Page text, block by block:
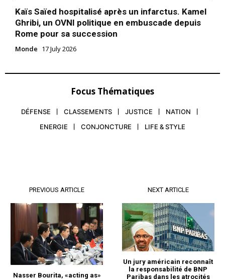
le1.ma
l'intelligence de
l'information
Insight Publications
À propos
Nous contacter
Formules d’abonnement
Kaïs Saïed hospitalisé après un infarctus. Kamel
Ghribi, un OVNI politique en embuscade depuis
Rome pour sa succession
Monde 17 July 2026
Focus Thématiques
DÉFENSE CLASSEMENTS JUSTICE
NATION
ENERGIE
CONJONCTURE LIFE & STYLE
PREVIOUS ARTICLE
Nasser Bourita, «acting as»
NEXT ARTICLE
Un jury américain reconnaît
la responsabilité de BNP
Paribas dans les atrocités